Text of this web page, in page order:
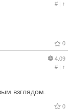
#| ↑
0
4.09
#| ↑
взглядом.
0